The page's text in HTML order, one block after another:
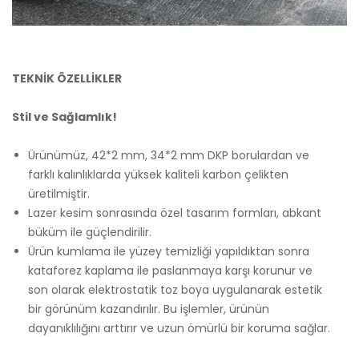
TEKNİK ÖZELLİKLER
Stil ve Sağlamlık!
Ürünümüz, 42*2 mm, 34*2 mm DKP borulardan ve
farklı kalınlıklarda yüksek kaliteli karbon çelikten
üretilmiştir.
Lazer kesim sonrasında özel tasarım formları, abkant
büküm ile güçlendirilir.
Ürün kumlama ile yüzey temizliği yapıldıktan sonra
kataforez kaplama ile paslanmaya karşı korunur ve
son olarak elektrostatik toz boya uygulanarak estetik
bir görünüm kazandırılır. Bu işlemler, ürünün
dayanıklılığını arttırır ve uzun ömürlü bir koruma sağlar.